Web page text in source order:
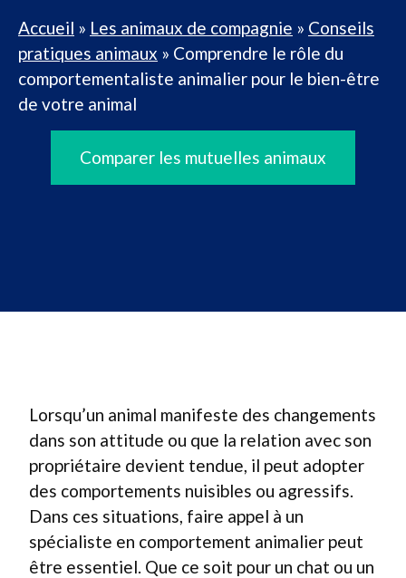
Accueil » Les animaux de compagnie » Conseils
pratiques animaux » Comprendre le rôle du
comportementaliste animalier pour le bien-être
de votre animal
Comparer les mutuelles animaux
Lorsqu’un animal manifeste des changements
dans son attitude ou que la relation avec son
propriétaire devient tendue, il peut adopter
des comportements nuisibles ou agressifs.
Dans ces situations, faire appel à un
spécialiste en comportement animalier peut
être essentiel. Que ce soit pour un chat ou un